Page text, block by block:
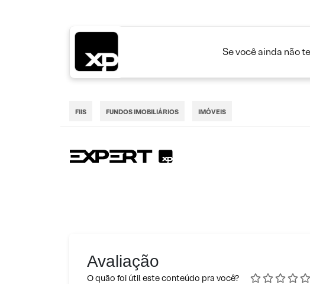
Se você ainda não
FIIS FUNDOS IMOBILIÁRIOS IMÓVEIS
Avaliação
O quão foi útil este conteúdo pra você?